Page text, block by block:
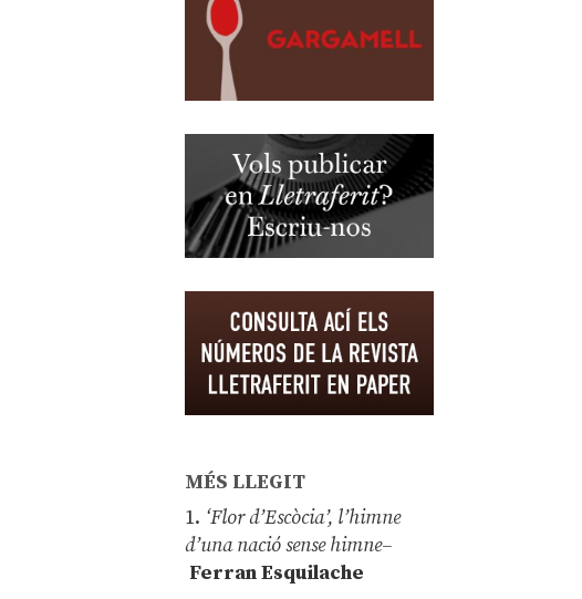
MÉS LLEGIT
1. ‘Flor d’Escòcia’, l’himne
d’una nació sense himne–
Ferran Esquilache